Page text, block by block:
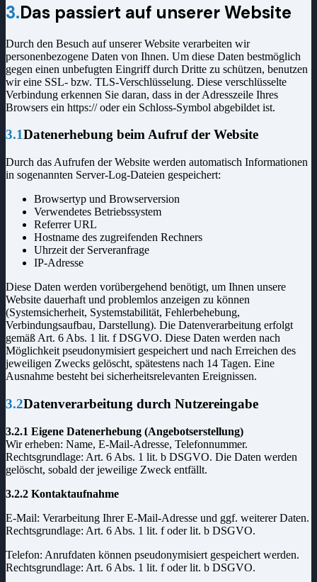
3.Das passiert auf unserer Website
Durch den Besuch auf unserer Website verarbeiten wir
personenbezogene Daten von Ihnen. Um diese Daten bestmöglich
gegen einen unbefugten Eingriff durch Dritte zu schützen, benutzen
wir eine SSL- bzw. TLS-Verschlüsselung. Diese verschlüsselte
Verbindung erkennen Sie daran, dass in der Adresszeile Ihres
Browsers ein https:// oder ein Schloss-Symbol abgebildet ist.
3.1Datenerhebung beim Aufruf der Website
Durch das Aufrufen der Website werden automatisch Informationen
in sogenannten Server-Log-Dateien gespeichert:
Browsertyp und Browserversion
Verwendetes Betriebssystem
Referrer URL
Hostname des zugreifenden Rechners
Uhrzeit der Serveranfrage
IP-Adresse
Diese Daten werden vorübergehend benötigt, um Ihnen unsere
Website dauerhaft und problemlos anzeigen zu können
(Systemsicherheit, Systemstabilität, Fehlerbehebung,
Verbindungsaufbau, Darstellung). Die Datenverarbeitung erfolgt
gemäß Art. 6 Abs. 1 lit. f DSGVO. Diese Daten werden nach
Möglichkeit pseudonymisiert gespeichert und nach Erreichen des
jeweiligen Zwecks gelöscht, spätestens nach 14 Tagen. Eine
Ausnahme besteht bei sicherheitsrelevanten Ereignissen.
3.2Datenverarbeitung durch Nutzereingabe
3.2.1 Eigene Datenerhebung (Angebotserstellung)
Wir erheben: Name, E-Mail-Adresse, Telefonnummer.
Rechtsgrundlage: Art. 6 Abs. 1 lit. b DSGVO. Die Daten werden
gelöscht, sobald der jeweilige Zweck entfällt.
3.2.2 Kontaktaufnahme
E-Mail: Verarbeitung Ihrer E-Mail-Adresse und ggf. weiterer Daten.
Rechtsgrundlage: Art. 6 Abs. 1 lit. f oder lit. b DSGVO.
Telefon: Anrufdaten können pseudonymisiert gespeichert werden.
Rechtsgrundlage: Art. 6 Abs. 1 lit. f oder lit. b DSGVO.